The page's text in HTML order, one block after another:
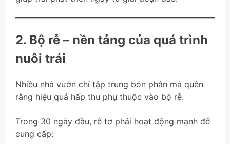
2. Bộ rễ – nền tảng của quá trình
nuôi trái
Nhiều nhà vườn chỉ tập trung bón phân mà quên
rằng hiệu quả hấp thu phụ thuộc vào bộ rễ.
Trong 30 ngày đầu, rễ tơ phải hoạt động mạnh để
cung cấp: